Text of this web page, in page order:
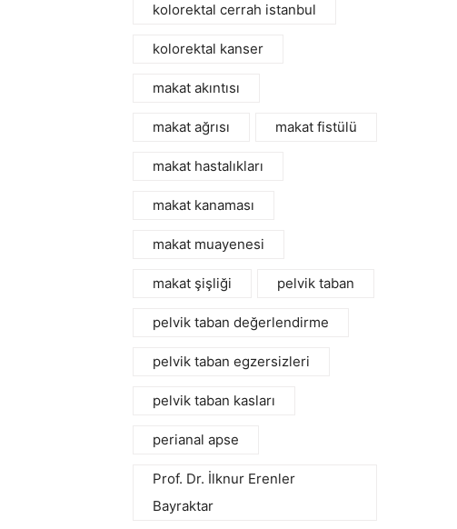
kolorektal cerrah istanbul
kolorektal kanser
makat akıntısı
makat ağrısı makat fistülü
makat hastalıkları
makat kanaması
makat muayenesi
makat şişliği pelvik taban
pelvik taban değerlendirme
pelvik taban egzersizleri
pelvik taban kasları
perianal apse
Prof. Dr. İlknur Erenler
Bayraktar